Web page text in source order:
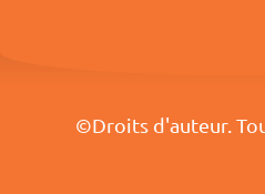
©Droits d'auteur.